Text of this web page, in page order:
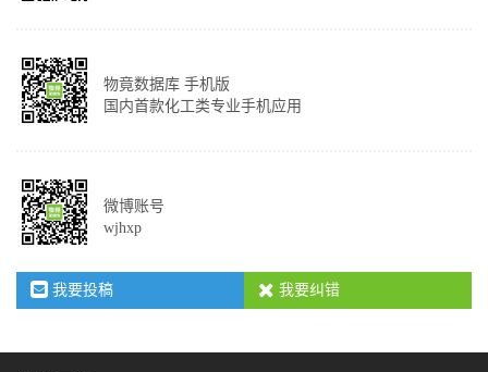
物竟数据库 手机版
国内首款化工类专业手机应用
微博账号
wjhxp
我要投稿 我要纠错